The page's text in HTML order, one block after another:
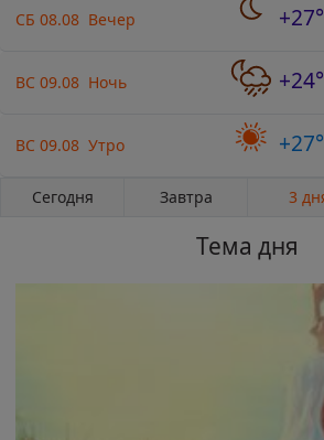
СБ 08.08 Вечер
ВС 09.08 Ночь
ВС 09.08 Утро
Сегодня Завтра 3
Тема дня